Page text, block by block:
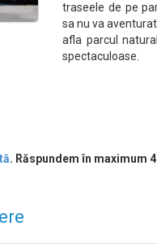
traseele de pe
sa nu va
afla parcul
spectaculoase.
. Răspundem în maximum